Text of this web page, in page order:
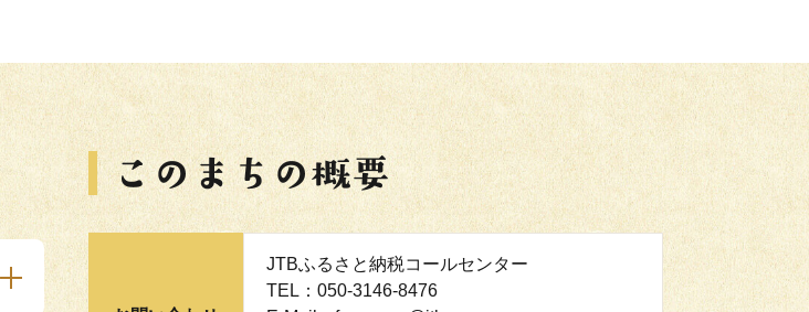
JTBふるさと納税コールセンター
TEL：050-3146-8476